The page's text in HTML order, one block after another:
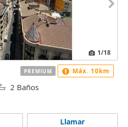
1/18
2 Baños
Llamar
PREMIUM Máx. 10km